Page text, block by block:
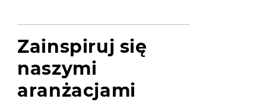
Zainspiruj się
naszymi
aranżacjami